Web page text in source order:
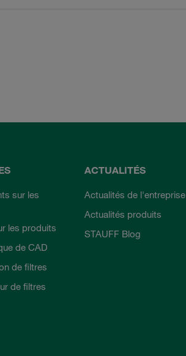
sur les
les produits
de CAD
de filtres
de filtres
ACTUALITÉS
Actualités de l'entreprise
Actualités produits
STAUFF Blog